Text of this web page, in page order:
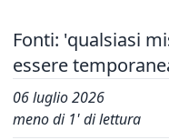
Fonti: 'qualsiasi
essere
06 luglio 2026
meno di 1' di lettura